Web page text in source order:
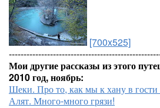
[700x525]
Мои другие рассказы из этого
2010 год, ноябрь:
Шеки. Про то, как мы к хану в гости
Алят. Много-много грязи!